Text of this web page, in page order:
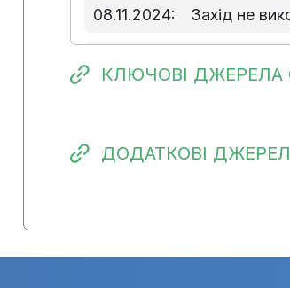
08.11.2024: Захід не
16.01.2024: Виконання
КЛЮЧОВІ ДЖЕРЕЛА
ДОДАТКОВІ